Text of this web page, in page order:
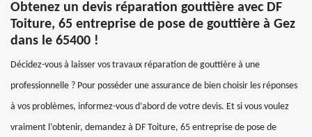
Obtenez un devis réparation gouttière avec DF
Toiture, 65 entreprise de pose de gouttière à Gez
dans le 65400 !
Décidez-vous à laisser vos travaux réparation de gouttière à une
professionnelle ? Pour posséder une assurance de bien choisir les réponses
à vos problèmes, informez-vous d’abord de votre devis. Et si vous voulez
vraiment l’obtenir, demandez à DF Toiture, 65 entreprise de pose de